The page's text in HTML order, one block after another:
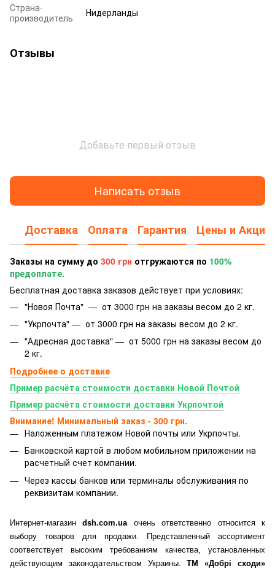
Страна-
производитель
Нидерланды
Отзывы
Добавьте первый отзыв
Написать отзыв
Доставка Оплата Гарантия Цены и Акции
Заказы на сумму до 300 грн отгружаются по 100%
предоплате.
Бесплатная доставка заказов действует при условиях:
"Новоя Почта" — от 3000 грн на заказы весом до 2 кг.
"Укрпочта" — от 3000 грн на заказы весом до 2 кг.
"Адресная доставка" — от 5000 грн на заказы весом до
2 кг.
Подробнее о доставке
Пример расчёта стоимости доставки Новой Почтой
Пример расчёта стоимости доставки Укрпочтой
Внимание! Минимальный заказ - 300 грн.
Наложенным платежом Новой почты или Укрпочты.
Банковской картой в любом мобильном приложении на
расчетный счет компании.
Через кассы банков или терминалы обслуживания по
реквизитам компании.
Интернет-магазинdsh.com.ua очень ответственно относится к
выбору товаров для продажи. Представленный ассортимент
соответствует высоким требованиям качества, установленных
действующим законодательством Украины.ТМ «Добрі сходи»